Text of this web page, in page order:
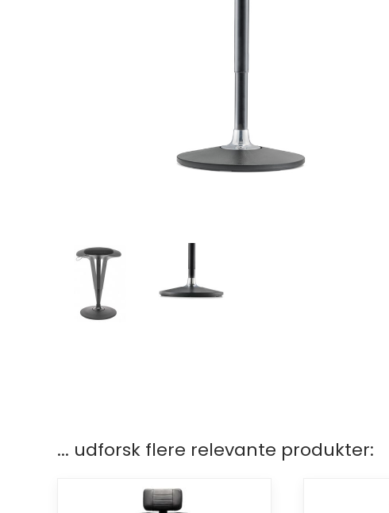
... udforsk flere relevante produkter: